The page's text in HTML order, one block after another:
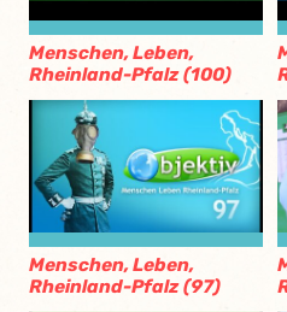
Menschen, Leben,
Rheinland-Pfalz (100)
Menschen, Leben,
Rheinland-Pfalz (97)